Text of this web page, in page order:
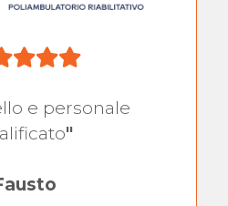
e personale
"